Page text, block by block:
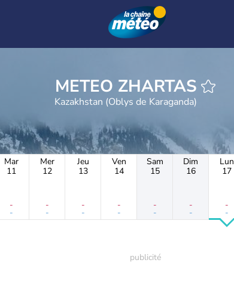
METEO ZHARTAS
Kazakhstan (Oblys de Karaganda)
Mar
11
-
-
Mer
12
-
-
Jeu
13
-
-
Ven
14
-
-
Sam
15
-
-
Dim
16
-
-
Lun
17
-
-